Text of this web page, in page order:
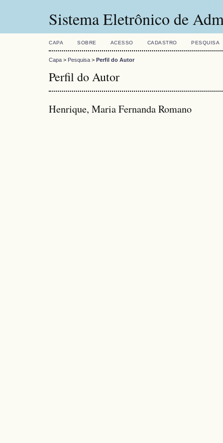
Sistema Eletrônico de
CAPA SOBRE ACESSO CADASTRO PESQUISA
Capa > Pesquisa > Perfil do Autor
Perfil do Autor
Henrique, Maria Fernanda Romano